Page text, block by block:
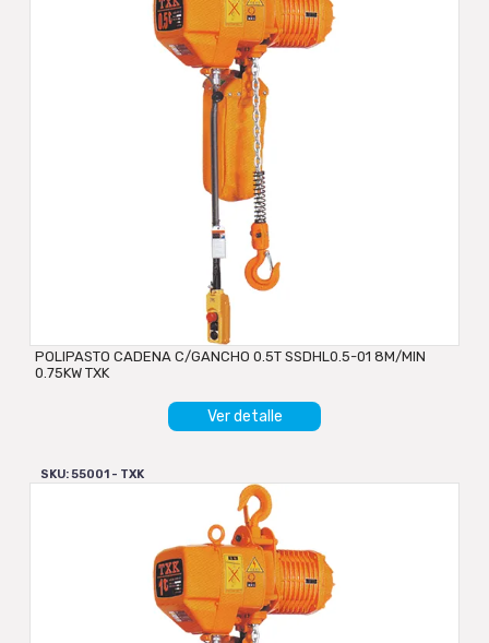
POLIPASTO CADENA C/GANCHO 0.5T SSDHL0.5-01 8M/MIN
0.75KW TXK
Ver detalle
SKU: 55001 - TXK